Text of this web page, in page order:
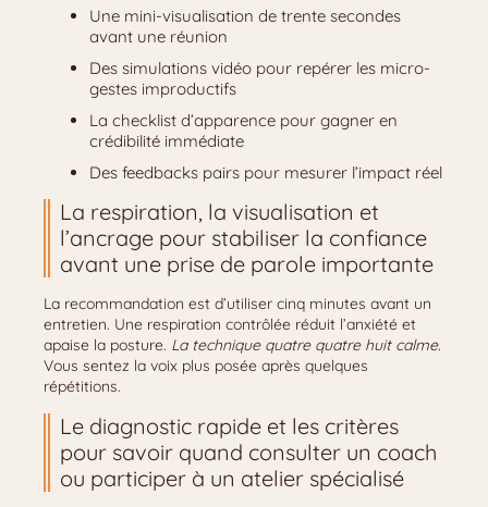
Une mini-visualisation de trente secondes
avant une réunion
Des simulations vidéo pour repérer les micro-
gestes improductifs
La checklist d’apparence pour gagner en
crédibilité immédiate
Des feedbacks pairs pour mesurer l’impact réel
La respiration, la visualisation et
l’ancrage pour stabiliser la confiance
avant une prise de parole importante
La recommandation est d’utiliser cinq minutes avant un
entretien. Une respiration contrôlée réduit l’anxiété et
apaise la posture. La technique quatre quatre huit calme.
Vous sentez la voix plus posée après quelques
répétitions.
Le diagnostic rapide et les critères
pour savoir quand consulter un coach
ou participer à un atelier spécialisé